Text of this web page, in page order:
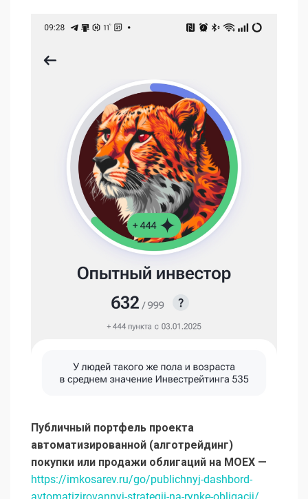
Публичный портфель проекта
автоматизированной (алготрейдинг)
покупки или продажи облигаций на MOEX —
https://imkosarev.ru/go/publichnyj-dashbord-